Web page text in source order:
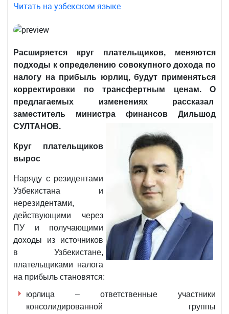
Читать на узбекском языке
Расширяется круг плательщиков, меняются
подходы к определению совокупного дохода по
налогу на прибыль юрлиц, будут применяться
корректировки по трансфертным ценам. О
предлагаемых изменениях рассказал
заместитель министра финансов Дильшод
СУЛТАНОВ.
Круг плательщиков
вырос
Наряду с резидентами
Узбекистана и
нерезидентами,
действующими через
ПУ и получающими
доходы из источников
в Узбекистане,
плательщиками налога
на прибыль становятся:
юрлица – ответственные участники
консолидированной группы